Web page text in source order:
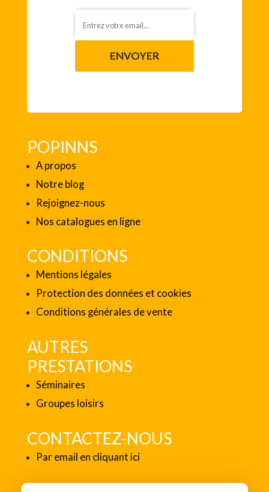
ENVOYER
POPINNS
A propos
Notre blog
Rejoignez-nous
Nos catalogues en ligne
CONDITIONS
Mentions légales
Protection des données et cookies
Conditions générales de vente
AUTRES
PRESTATIONS
Séminaires
Groupes loisirs
CONTACTEZ-NOUS
Par email en cliquant ici